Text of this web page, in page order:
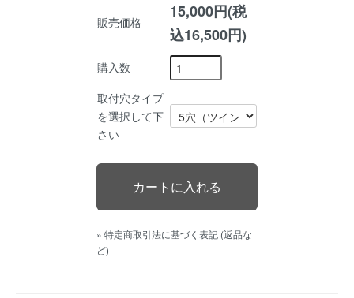
販売価格
15,000円(税
込16,500円)
購入数
取付穴タイプ
を選択して下
さい
» 特定商取引法に基づく表記 (返品な
ど)